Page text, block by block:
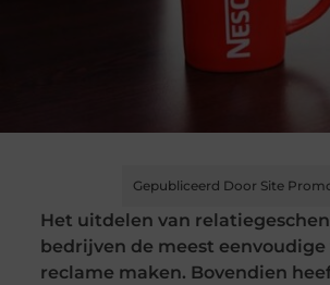
Gepubliceerd Door Site
Het uitdelen van
bedrijven de meest eenvoudige
reclame maken. Bovendien